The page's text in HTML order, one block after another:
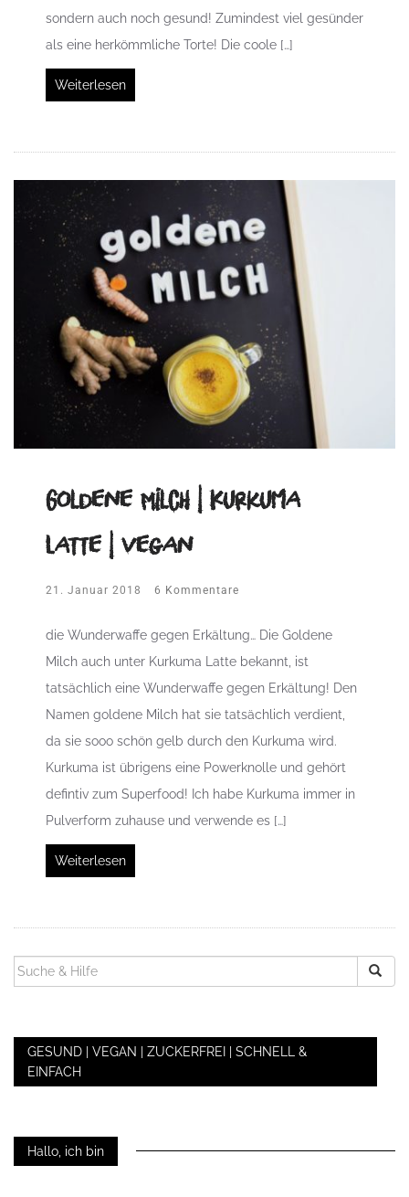
sondern auch noch gesund! Zumindest viel gesünder
als eine herkömmliche Torte! Die coole […]
Weiterlesen
Goldene Milch | Kurkuma
Latte | vegan
21. Januar 2018 6 Kommentare
die Wunderwaffe gegen Erkältung… Die Goldene
Milch auch unter Kurkuma Latte bekannt, ist
tatsächlich eine Wunderwaffe gegen Erkältung! Den
Namen goldene Milch hat sie tatsächlich verdient,
da sie sooo schön gelb durch den Kurkuma wird.
Kurkuma ist übrigens eine Powerknolle und gehört
defintiv zum Superfood! Ich habe Kurkuma immer in
Pulverform zuhause und verwende es […]
Weiterlesen
SUCHEN
NACH:
GESUND | VEGAN | ZUCKERFREI | SCHNELL &
EINFACH
Hallo, ich bin